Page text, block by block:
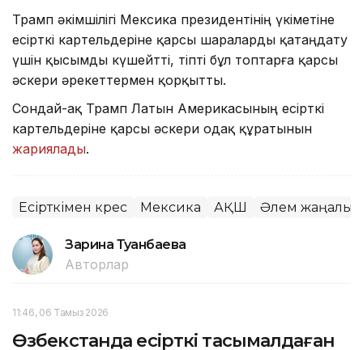
Трамп әкімшілігі Мексика президентінің үкіметіне
есірткі картельдеріне қарсы шараларды қатаңдату
үшін қысымды күшейтті, тіпті бұл топтарға қарсы
әскери әрекеттермен қорқытты.
Сондай-ақ Трамп Латын Америкасының есірткі
картельдеріне қарсы әскери одақ құратынын
жариялады.
Есірткімен күрес Мексика АҚШ Әлем
Зарина Туғанбаева
Авторлар
11:46, 06 Тамыз 2026
Өзбекстанда есірткі тасымалдаған